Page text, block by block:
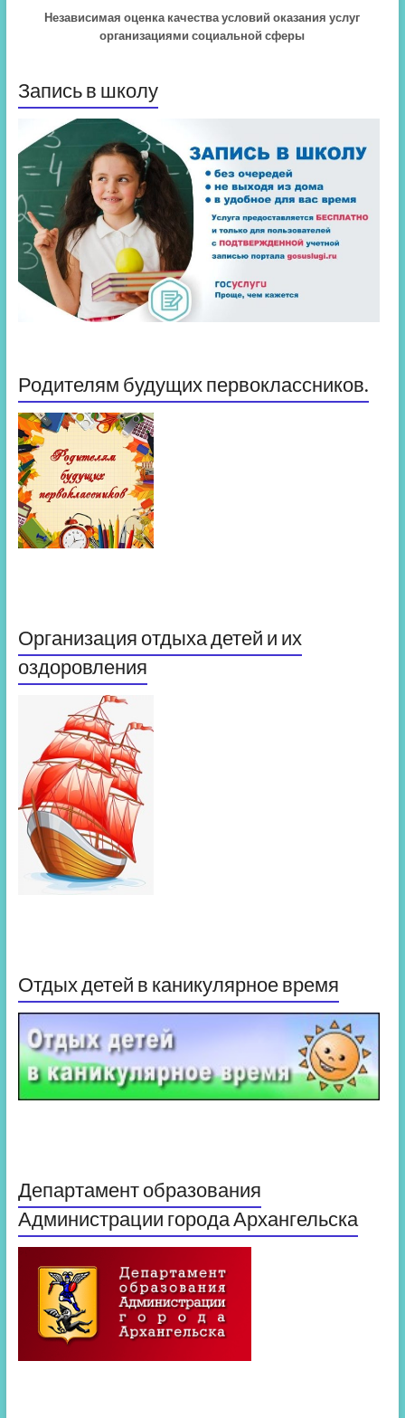
Независимая оценка качества условий оказания услуг
организациями социальной сферы
Запись в школу
Родителям будущих первоклассников.
Организация отдыха детей и их
оздоровления
Отдых детей в каникулярное время
Департамент образования
Администрации города Архангельска